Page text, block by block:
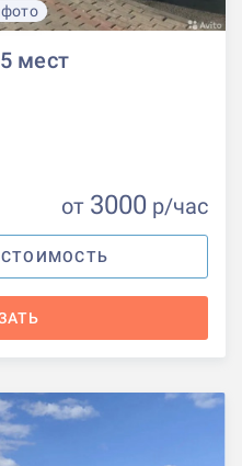
мест
от 3000 р/час
СТОИМОСТЬ